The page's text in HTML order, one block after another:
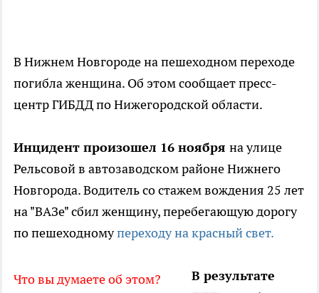
В Нижнем Новгороде на пешеходном переходе
погибла женщина. Об этом сообщает пресс-
центр ГИБДД по Нижегородской области.
Инцидент произошел 16 ноября на улице
Рельсовой в автозаводском районе Нижнего
Новгорода. Водитель со стажем вождения 25 лет
на "ВАЗе" сбил женщину, перебегающую дорогу
по пешеходномупереходу на красный свет.
Что вы думаете об этом?
В результате